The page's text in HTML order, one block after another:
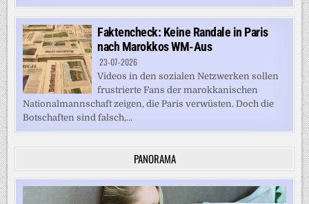
Faktencheck: Keine Randale in Paris
nach Marokkos WM-Aus
23-07-2026
Videos in den sozialen Netzwerken sollen
frustrierte Fans der marokkanischen
Nationalmannschaft zeigen, die Paris verwüsten. Doch die
Botschaften sind falsch,...
PANORAMA